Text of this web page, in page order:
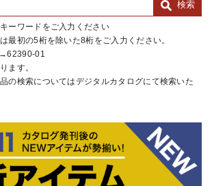
ーワードをご入力ください
最初の5桁を除いた8桁をご入力ください。
01
ます。
の検索についてはデジタルカタログにて検索いた